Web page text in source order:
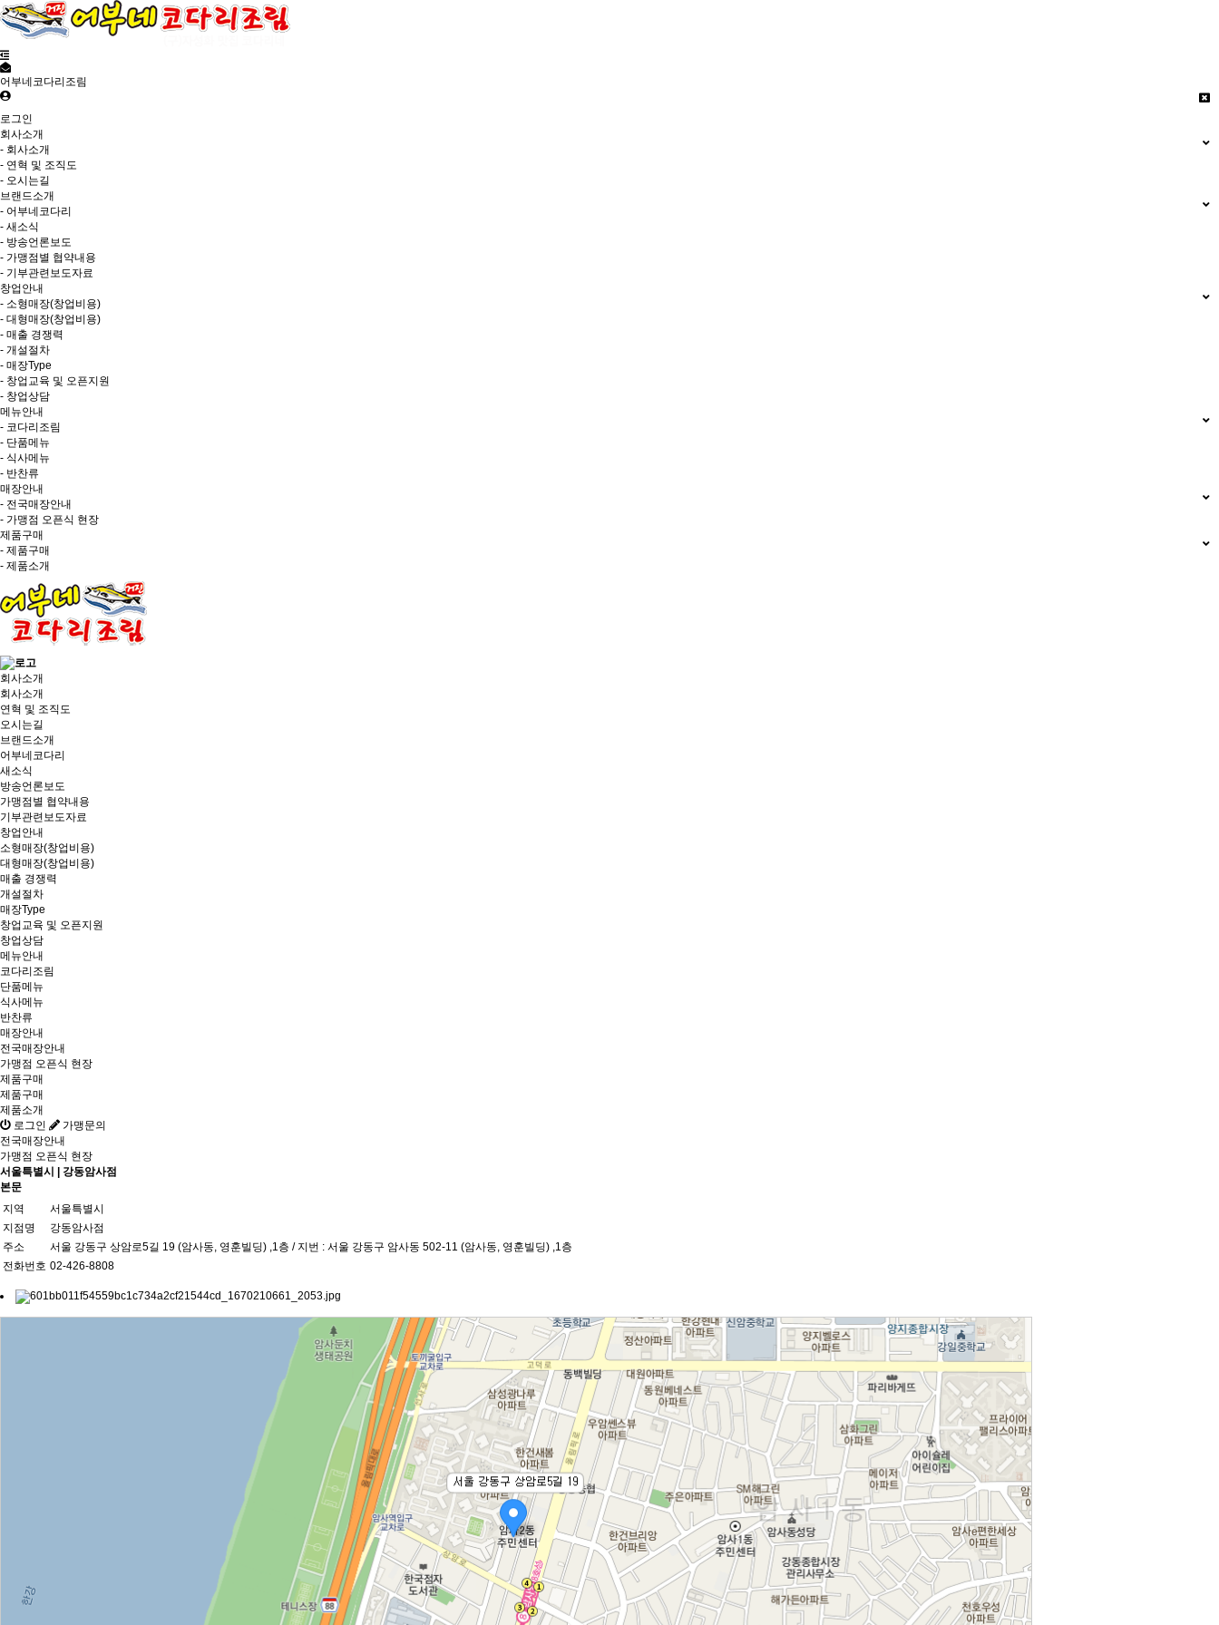
어부네코다리조림
로그인
회사소개
- 회사소개
- 연혁 및 조직도
- 오시는길
브랜드소개
- 어부네코다리
- 새소식
- 방송언론보도
- 가맹점별 협약내용
- 기부관련보도자료
창업안내
- 소형매장(창업비용)
- 대형매장(창업비용)
- 매출 경쟁력
- 개설절차
- 매장Type
- 창업교육 및 오픈지원
- 창업상담
메뉴안내
- 코다리조림
- 단품메뉴
- 식사메뉴
- 반찬류
매장안내
- 전국매장안내
- 가맹점 오픈식 현장
제품구매
- 제품구매
- 제품소개
회사소개
회사소개
연혁 및 조직도
오시는길
브랜드소개
어부네코다리
새소식
방송언론보도
가맹점별 협약내용
기부관련보도자료
창업안내
소형매장(창업비용)
대형매장(창업비용)
매출 경쟁력
개설절차
매장Type
창업교육 및 오픈지원
창업상담
메뉴안내
코다리조림
단품메뉴
식사메뉴
반찬류
매장안내
전국매장안내
가맹점 오픈식 현장
제품구매
제품구매
제품소개
로그인
가맹문의
전국매장안내
가맹점 오픈식 현장
서울특별시 | 강동암사점
본문
지역
서울특별시
지점명
강동암사점
주소
서울 강동구 상암로5길 19 (암사동, 영훈빌딩) ,1층 / 지번 : 서울 강동구 암사동 502-11 (암사동, 영훈빌딩) ,1층
전화번호 02-426-8808